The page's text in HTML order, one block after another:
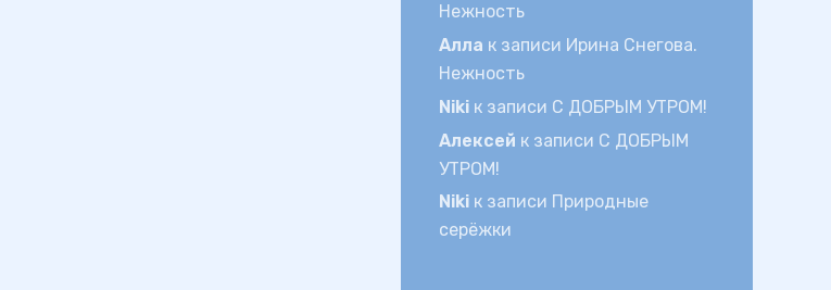
Нежность
Алла к записи Ирина Снегова.
Нежность
Niki к записи С ДОБРЫМ УТРОМ!
Алексей к записи С ДОБРЫМ
УТРОМ!
Niki к записи Природные
серёжки